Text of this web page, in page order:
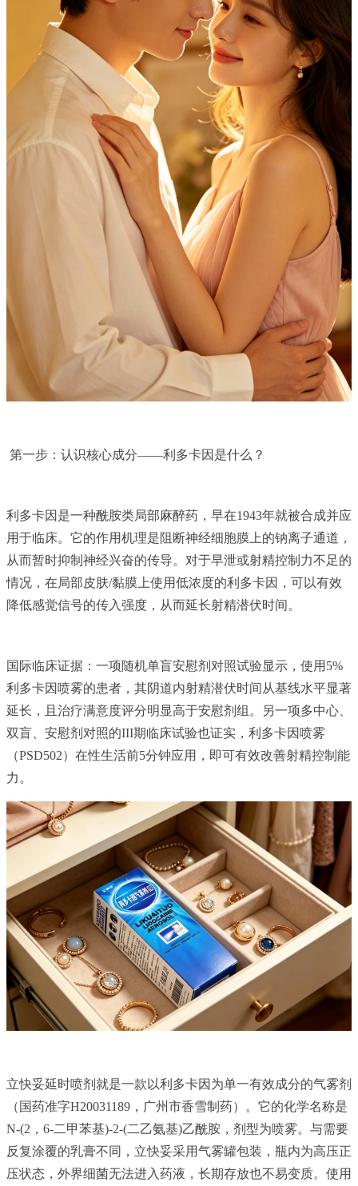
第一步：认识核心成分——利多卡因是什么？
利多卡因是一种酰胺类局部麻醉药，早在1943年就被合成并应
用于临床。它的作用机理是阻断神经细胞膜上的钠离子通道，
从而暂时抑制神经兴奋的传导。对于早泄或射精控制力不足的
情况，在局部皮肤/黏膜上使用低浓度的利多卡因，可以有效
降低感觉信号的传入强度，从而延长射精潜伏时间。
国际临床证据：一项随机单盲安慰剂对照试验显示，使用5%
利多卡因喷雾的患者，其阴道内射精潜伏时间从基线水平显著
延长，且治疗满意度评分明显高于安慰剂组。另一项多中心、
双盲、安慰剂对照的III期临床试验也证实，利多卡因喷雾
（PSD502）在性生活前5分钟应用，即可有效改善射精控制能
力。
立快妥延时喷剂就是一款以利多卡因为单一有效成分的气雾剂
（国药准字H20031189，广州市香雪制药）。它的化学名称是
N-(2，6-二甲苯基)-2-(二乙氨基)乙酰胺，剂型为喷雾。与需要
反复涂覆的乳膏不同，立快妥采用气雾罐包装，瓶内为高压正
压状态，外界细菌无法进入药液，长期存放也不易变质。使用